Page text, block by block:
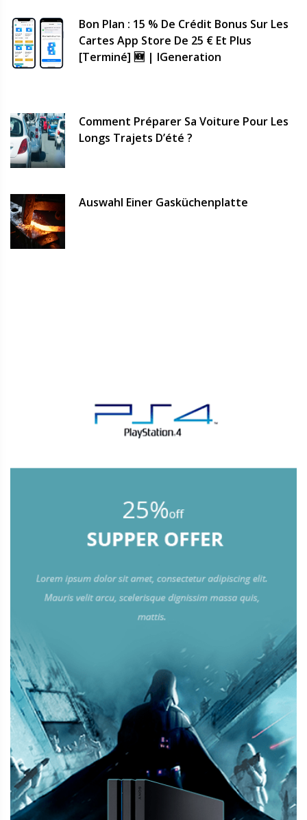
Bon Plan : 15 % De Crédit Bonus Sur Les
Cartes App Store De 25 € Et Plus
[terminé] 🆕 | IGeneration
Comment Préparer Sa Voiture Pour Les
Longs Trajets D’été ?
Auswahl Einer Gasküchenplatte